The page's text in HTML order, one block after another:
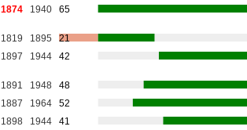
1874 1940 65
1819 1895
21
1897 1944 42
1891 1948
48
1887 1964
52
1898 1944
41